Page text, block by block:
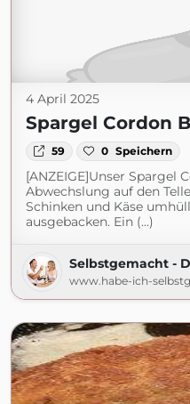
4 April 2025
Spargel Cordon
59 0 Speichern
[ANZEIGE]Unser Spargel
Abwechslung auf den
Schinken und Käse
ausgebacken. Ein (...)
Selbstgemacht -
www.habe-ich-